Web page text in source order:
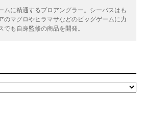
ムに精通するプロアングラー。シーバスはも
のマグロやヒラマサなどのビッグゲームに力
も自身監修の商品を開発。